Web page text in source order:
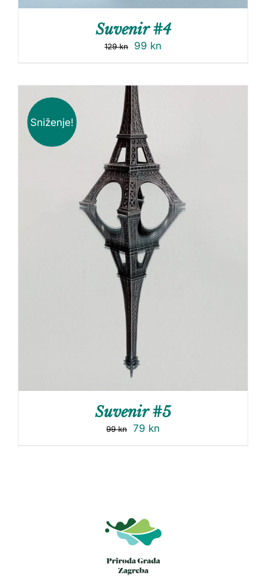
Suvenir #4
129kn 99 kn
Sniženje!
Suvenir #5
99kn 79 kn